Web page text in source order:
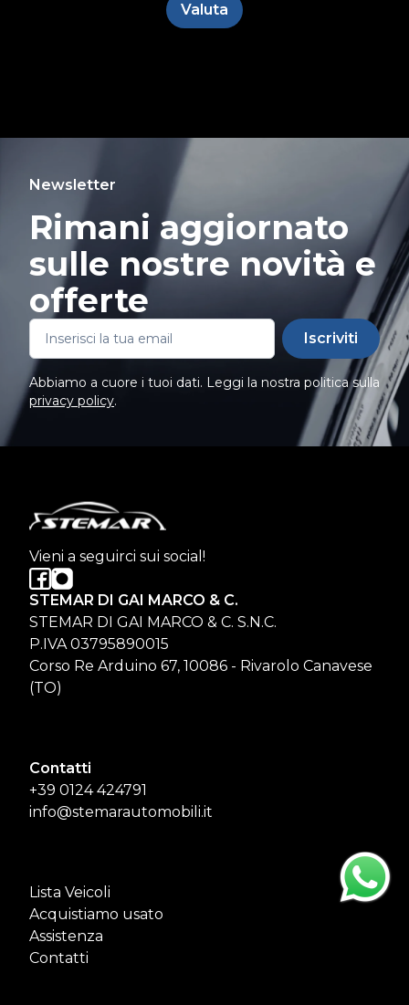
Valuta
Newsletter
Rimani aggiornato
sulle nostre novità e
offerte
Iscriviti
Abbiamo a cuore i tuoi dati. Leggi la nostra politica sulla
privacy policy.
Vieni a seguirci sui social!
STEMAR DI GAI MARCO & C.
STEMAR DI GAI MARCO & C. S.N.C.
P.IVA 03795890015
Corso Re Arduino 67, 10086 - Rivarolo Canavese
(TO)
Contatti
+39 0124 424791
info@stemarautomobili.it
Lista Veicoli
Acquistiamo usato
Assistenza
Contatti